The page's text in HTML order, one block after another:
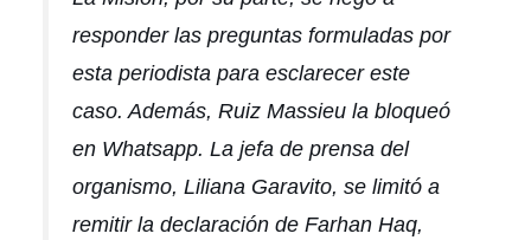
responder las preguntas formuladas por
esta periodista para esclarecer este
caso. Además, Ruiz Massieu la bloqueó
en Whatsapp. La jefa de prensa del
organismo, Liliana Garavito, se limitó a
remitir la declaración de Farhan Haq,